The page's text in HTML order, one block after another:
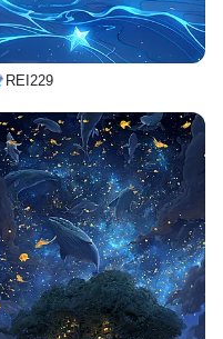
REI229